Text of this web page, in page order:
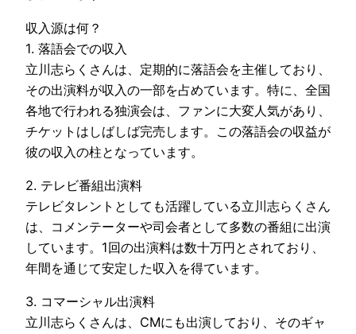
収入源は何？
1. 落語会での収入
立川志らくさんは、定期的に落語会を主催しており、
その出演料が収入の一部を占めています。特に、全国
各地で行われる独演会は、ファンに大変人気があり、
チケットはしばしば完売します。この落語会の収益が
彼の収入の柱となっています。
2. テレビ番組出演料
テレビタレントとしても活躍している立川志らくさん
は、コメンテーターや司会者として多数の番組に出演
しています。1回の出演料は数十万円とされており、
年間を通じて安定した収入を得ています。
3. コマーシャル出演料
立川志らくさんは、CMにも出演しており、そのギャ